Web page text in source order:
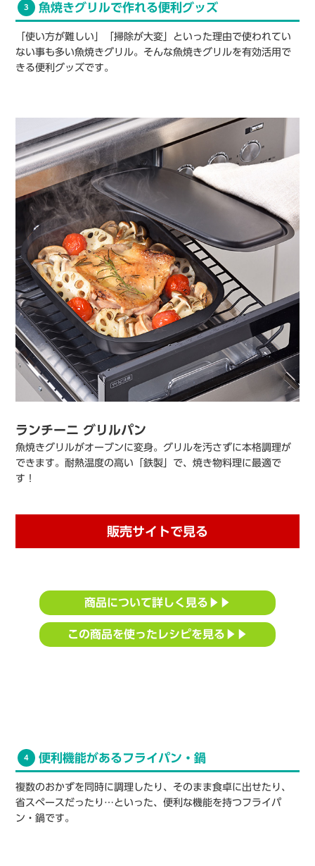
3 魚焼きグリルで作れる便利グッズ
「使い方が難しい」「掃除が大変」といった理由で使われてい
ない事も多い魚焼きグリル。そんな魚焼きグリルを有効活用で
きる便利グッズです。
ランチーニ グリルパン
魚焼きグリルがオーブンに変身。グリルを汚さずに本格調理が
できます。耐熱温度の高い「鉄製」で、焼き物料理に最適で
す！
販売サイトで見る
商品について詳しく見る▶▶
この商品を使ったレシピを見る▶▶
4 便利機能があるフライパン・鍋
複数のおかずを同時に調理したり、そのまま食卓に出せたり、
省スペースだったり…といった、便利な機能を持つフライパ
ン・鍋です。